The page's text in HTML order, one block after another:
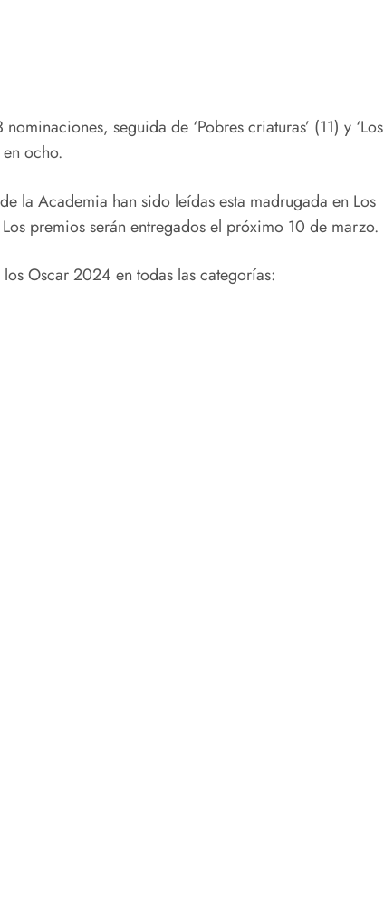
seguida de ‘Pobres criaturas’ (11) y ‘Los
ocho.
la Academia han sido leídas esta madrugada en Los
premios serán entregados el próximo 10 de marzo.
Oscar 2024 en todas las categorías: